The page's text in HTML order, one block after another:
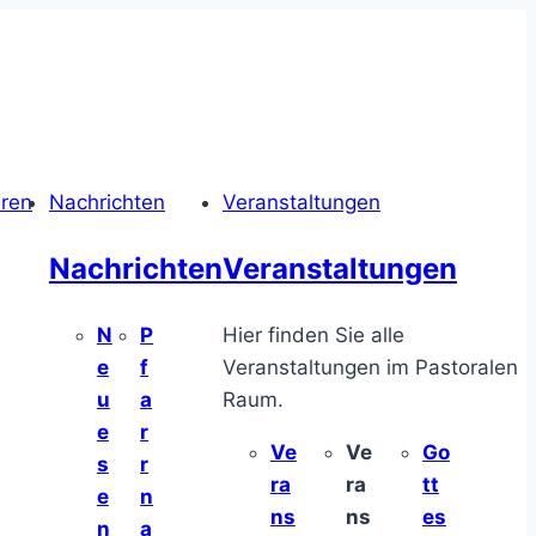
Nachrichten
Nachrichten
N
e
u
e
s
e
n
P
f
a
r
r
n
a
Veranstaltungen
Veranstaltungen
Hier finden Sie alle
Veranstaltungen im Pastoralen
Raum.
Ve
ra
ns
Ve
ra
ns
Go
tt
es